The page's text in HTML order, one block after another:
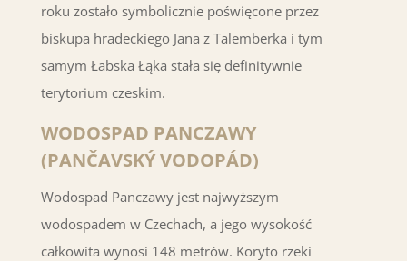
roku zostało symbolicznie poświęcone przez
biskupa hradeckiego Jana z Talemberka i tym
samym Łabska Łąka stała się definitywnie
terytorium czeskim.
WODOSPAD PANCZAWY
(PANČAVSKÝ VODOPÁD)
Wodospad Panczawy jest najwyższym
wodospadem w Czechach, a jego wysokość
całkowita wynosi 148 metrów. Koryto rzeki